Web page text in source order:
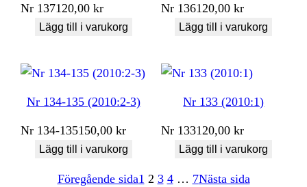
Nr 137120,00kr
Lägg till i varukorg
Nr 136120,00kr
Lägg till i varukorg
Nr 134-135 (2010:2-3)
Nr 134-135150,00kr
Lägg till i varukorg
Nr 133 (2010:1)
Nr 133120,00kr
Lägg till i varukorg
Föregående sida1 2 3 4 … 7Nästa sida